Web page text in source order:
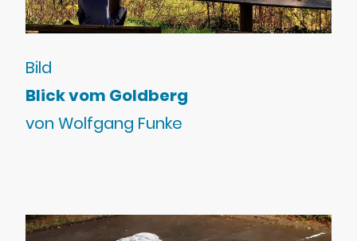
Bild
Blick vom Goldberg
von Wolfgang Funke